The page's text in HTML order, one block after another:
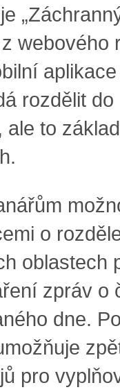
webového
rozdělit
ale to
o
oblastech
zpráv o
dne.
pro